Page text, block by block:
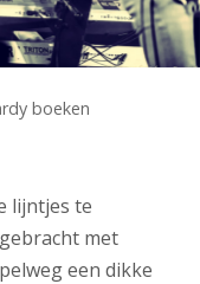
boeken
lijntjes te
met
een dikke